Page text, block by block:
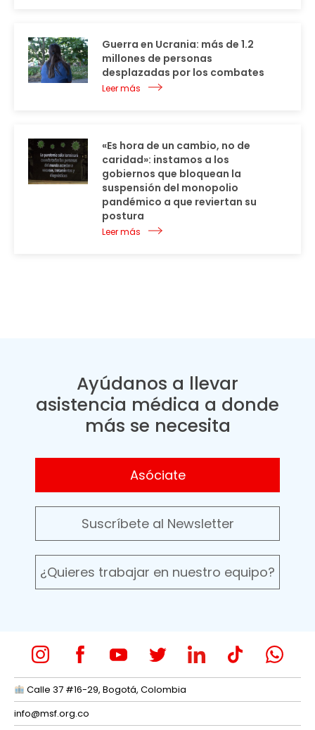
Guerra en Ucrania: más de 1.2
millones de personas
desplazadas por los combates
Leer más
«Es hora de un cambio, no de
caridad»: instamos a los
gobiernos que bloquean la
suspensión del monopolio
pandémico a que reviertan su
postura
Leer más
Ayúdanos a llevar
asistencia médica a donde
más se necesita
Asóciate
Suscríbete al Newsletter
¿Quieres trabajar en nuestro equipo?
Calle 37 #16-29, Bogotá, Colombia
info@msf.org.co